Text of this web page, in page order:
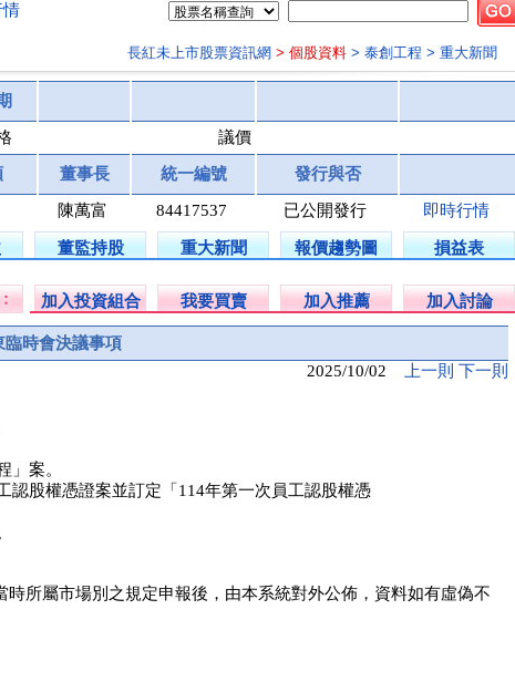
情
長紅未上市股票資訊網 > 個股資料 > 泰創工程 > 重大新聞
議價
董事長 統一編號 發行與否
陳萬富 84417537 已公開發行 即時行情
董監持股 重大新聞 報價趨勢圖 損益表
加入投資組合 我要買賣 加入推薦 加入討論
臨時會決議事項
2025/10/02 上一則 下一則
」案。
認股權憑證案並訂定「114年第一次員工認股權憑
時所屬市場別之規定申報後，由本系統對外公佈，資料如有虛偽不